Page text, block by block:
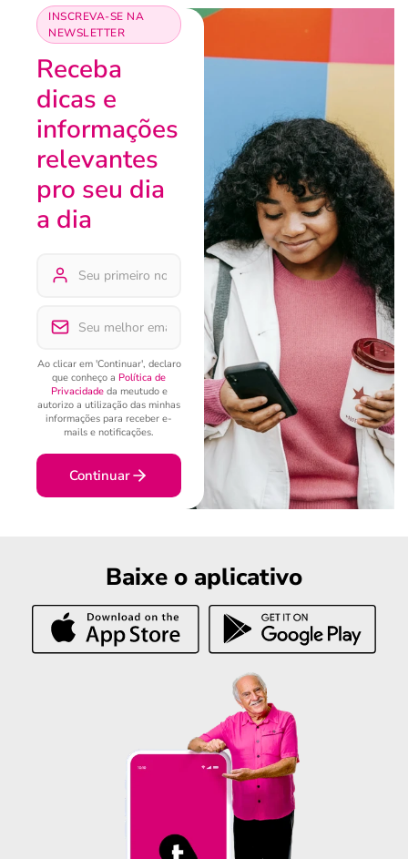
INSCREVA-SE NA
NEWSLETTER
Receba
dicas e
informações
relevantes
pro seu dia
a dia
Ao clicar em 'Continuar', declaro
que conheço a Política de
Privacidadeda meutudo e
autorizo a utilização das minhas
informações para receber e-
mails e notificações.
Continuar
Baixe o aplicativo